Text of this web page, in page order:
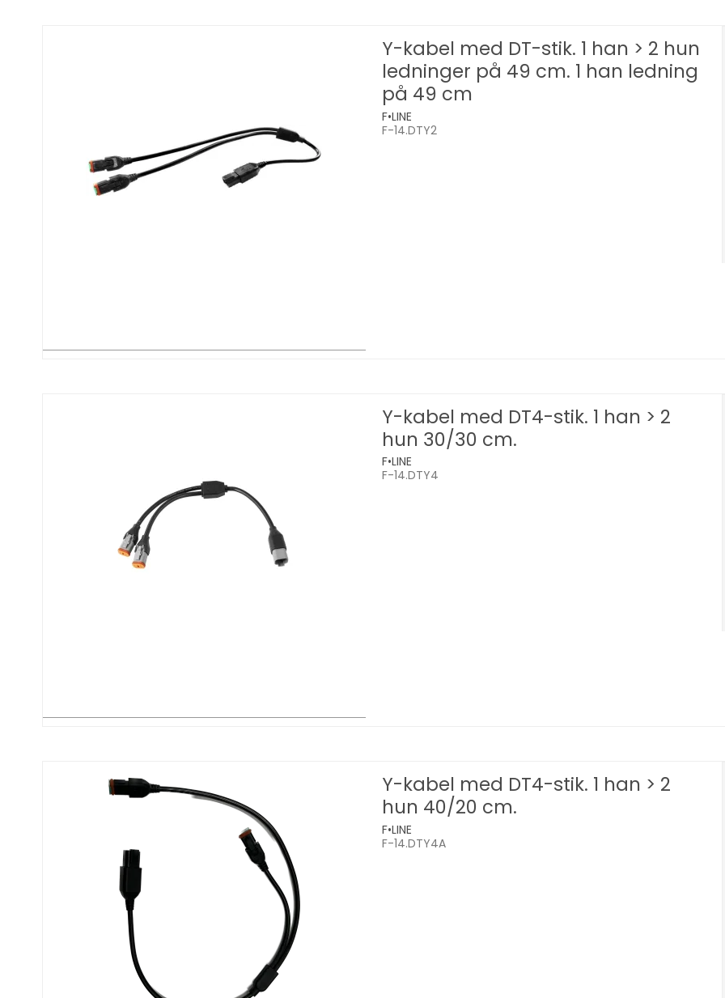
Y-kabel med DT-stik. 1 han > 2 hun
ledninger på 49 cm. 1 han ledning
på 49 cm
F•LINE
F-14.DTY2
Y-kabel med DT4-stik. 1 han > 2
hun 30/30 cm.
F•LINE
F-14.DTY4
Y-kabel med DT4-stik. 1 han > 2
hun 40/20 cm.
F•LINE
F-14.DTY4A